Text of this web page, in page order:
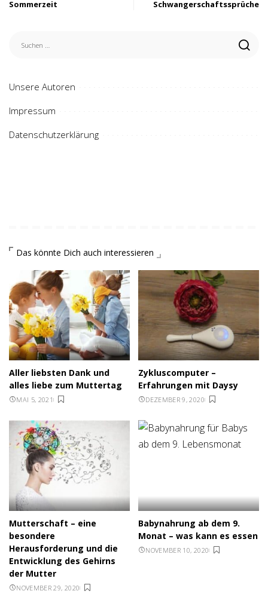
Sommerzeit Schwangerschaftssprüche
Unsere Autoren
Impressum
Datenschutzerklärung
Das könnte Dich auch interessieren
Aller liebsten Dank und
alles liebe zum Muttertag
MAI 5, 2021
Zykluscomputer –
Erfahrungen mit Daysy
DEZEMBER 9, 2020
Mutterschaft – eine
besondere
Herausforderung und die
Entwicklung des Gehirns
der Mutter
NOVEMBER 29, 2020
Babynahrung ab dem 9.
Monat – was kann es essen
NOVEMBER 10, 2020